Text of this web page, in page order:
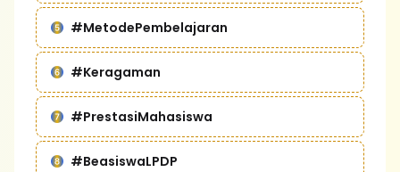
#MetodePembelajaran
#Keragaman
#PrestasiMahasiswa
#BeasiswaLPDP